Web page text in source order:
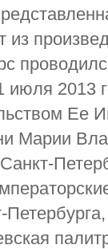
из
июля 2013
Ее
Марии